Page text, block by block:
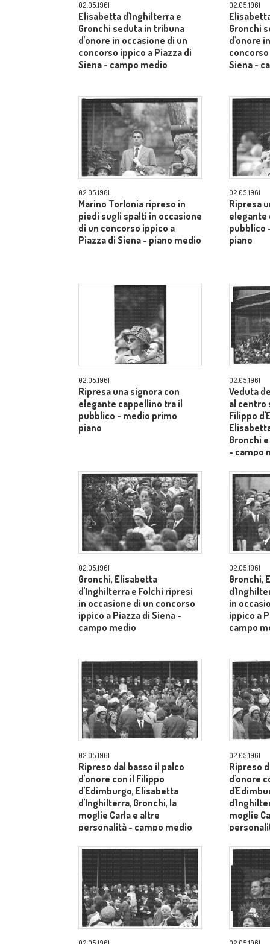
02.05.1961
Elisabetta d'Inghilterra e
Gronchi seduta in tribuna
d'onore in occasione di un
concorso ippico a Piazza di
Siena - campo medio
02.05.1961
Gronchi
d'onore
Siena -
02.05.1961
Marino Torlonia ripreso in
piedi sugli spalti in occasione
di un concorso ippico a
Piazza di Siena - piano medio
02.05.1961
Ripresa
elegante
pubblico
piano
02.05.1961
Ripresa una signora con
elegante cappellino tra il
pubblico - medio primo
piano
02.05.1961
Veduta
al centro
Filippo
Gronchi
- campo
02.05.1961
Gronchi, Elisabetta
d'Inghilterra e Folchi ripresi
in occasione di un concorso
ippico a Piazza di Siena -
campo medio
02.05.1961
Gronchi,
in
ippico a
campo
02.05.1961
Ripreso dal basso il palco
d'onore con il Filippo
d'Edimburgo, Elisabetta
d'Inghilterra, Gronchi, la
moglie Carla e altre
personalità - campo medio
02.05.1961
Ripreso
d'onore
moglie